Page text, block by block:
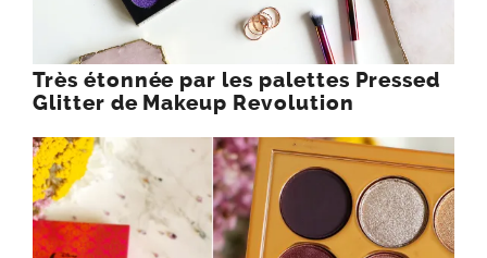
Très étonnée par les palettes Pressed
Glitter de Makeup Revolution